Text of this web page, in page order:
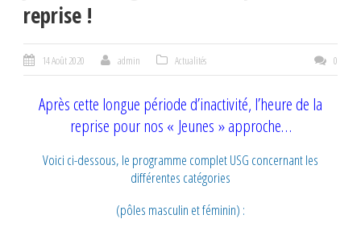
reprise !
14 Août 2020 admin Actualités 0
Après cette longue période d’inactivité, l’heure de la
reprise pour nos « Jeunes » approche…
Voici ci-dessous, le programme complet USG concernant les
différentes catégories
(pôles masculin et féminin) :